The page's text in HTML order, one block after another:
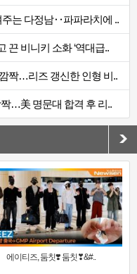
주는 다정남‥파파라치에 ..
끈 비니키 소화 ‘역대급..
짝…리즈 갱신한 인형 비..
…美 명문대 합격 후 리..
에이티즈, 둠칫❣️ 둠칫❣&#..